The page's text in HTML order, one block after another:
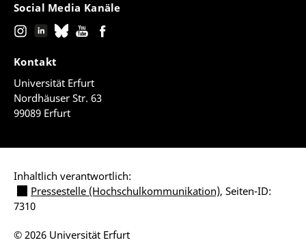
Social Media Kanäle
Kontakt
Universität Erfurt
Nordhäuser Str. 63
99089 Erfurt
Inhaltlich verantwortlich:
Pressestelle (Hochschulkommunikation), Seiten-ID:
7310
© 2026 Universität Erfurt